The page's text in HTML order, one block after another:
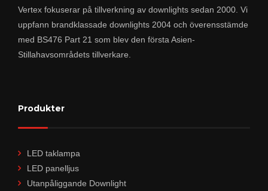
Vertex fokuserar på tillverkning av downlights sedan 2000. Vi
uppfann brandklassade downlights 2004 och överensstämde
med BS476 Part 21 som blev den första Asien-
Stillahavsområdets tillverkare.
Produkter
LED taklampa
LED panelljus
Utanpåliggande Downlight